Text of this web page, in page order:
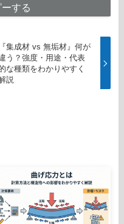
する
『集成材 vs 無垢材』何が
う？強度・用途・代表
な種類をわかりやすく
説